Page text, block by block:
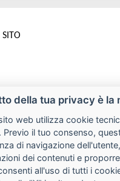
IVA esclusa
della tua privacy è la
web utilizza cookie
Previo il tuo consenso,
di navigazione
dei contenuti e
all'uso di tutti i